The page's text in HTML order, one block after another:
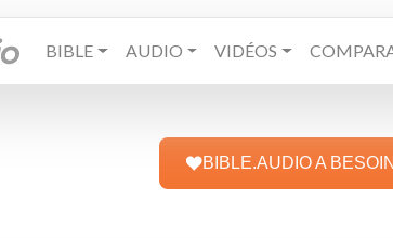
BIBLE AUDIO VIDÉOS
BIBLE.AUDIO A